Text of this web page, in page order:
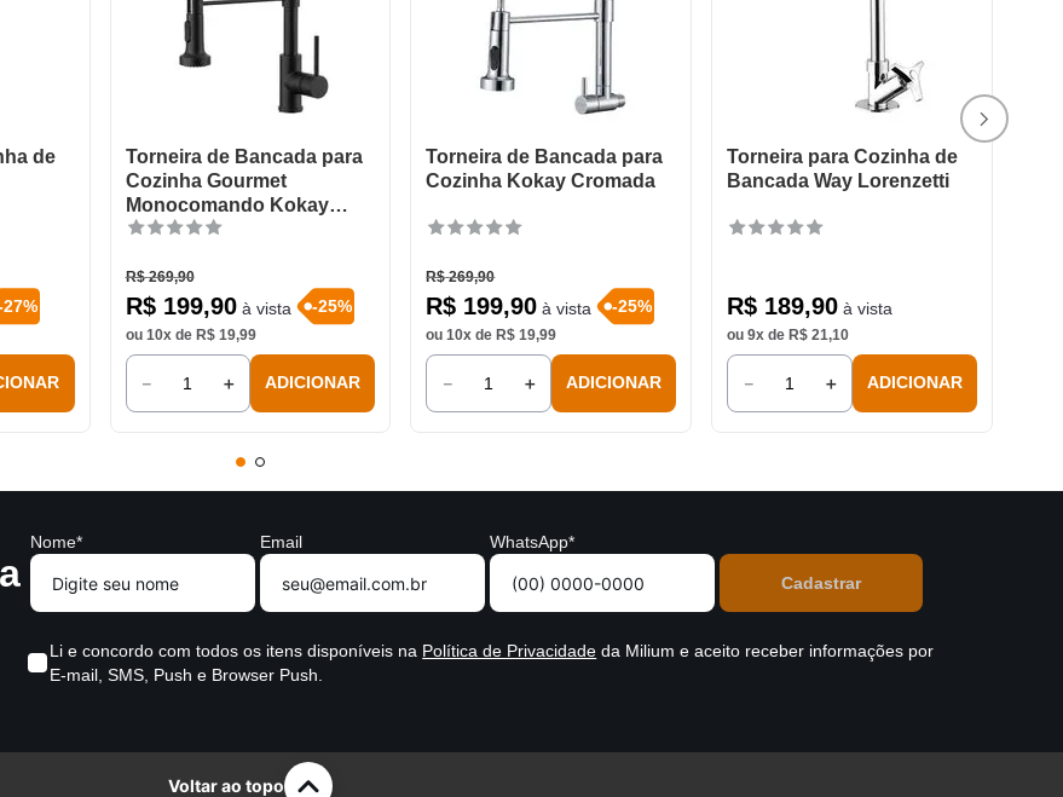
de
27%
Torneira de Bancada para
Cozinha Gourmet
Monocomando Kokay
Preta
R$ 269,90
R$ 199,90à vista -25%
ou 10x de R$ 19,99
＋
－ ADICIONAR
Torneira de Bancada para
Cozinha Kokay Cromada
R$ 269,90
R$ 199,90 à vista -25%
ou10x de R$ 19,99
＋
－ ADICIONAR
Torneira para Cozinha de
Bancada Way Lorenzetti
R$ 189,90 à vista
ou9x de R$ 21,10
＋
－ ADICIONAR
Nome* Email WhatsApp*
Li e concordo com todos os itens disponíveis na Política de Privacidade da Milium e aceito receber informações por
E-mail, SMS, Push e Browser Push.
Voltar ao topo